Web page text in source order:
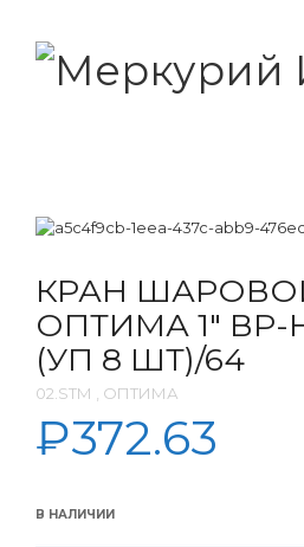
КРАН
ОПТИМА 1″ ВР-
(УП 8 ШТ)/64
02.SТМ , ОПТИМА
₽372.63
В НАЛИЧИИ